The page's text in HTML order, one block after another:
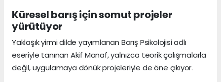
Küresel barış için somut projeler
yürütüyor
Yaklaşık yirmi dilde yayımlanan Barış Psikolojisi adlı
eseriyle tanınan Akif Manaf, yalnızca teorik çalışmalarla
değil, uygulamaya dönük projeleriyle de öne çıkıyor.